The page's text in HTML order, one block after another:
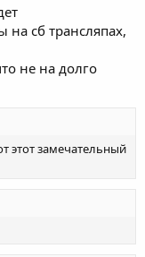
сб трансляпах,
не на долго
этот замечательный